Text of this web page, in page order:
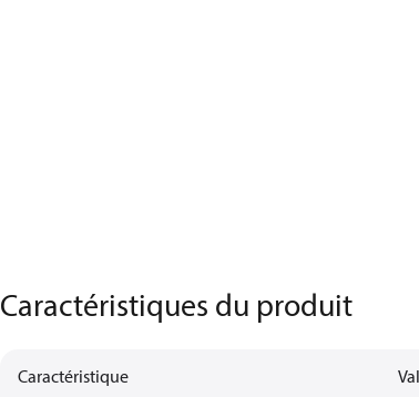
Caractéristiques du produit
Caractéristique